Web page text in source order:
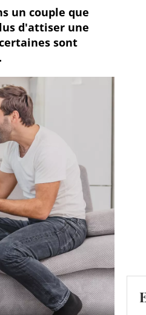
un couple que
d'attiser une
sont